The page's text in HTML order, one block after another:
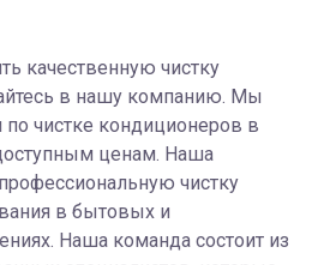
качественную чистку
в нашу компанию. Мы
по чистке кондиционеров в
ценам. Наша
чистку
в бытовых и
Наша команда состоит из